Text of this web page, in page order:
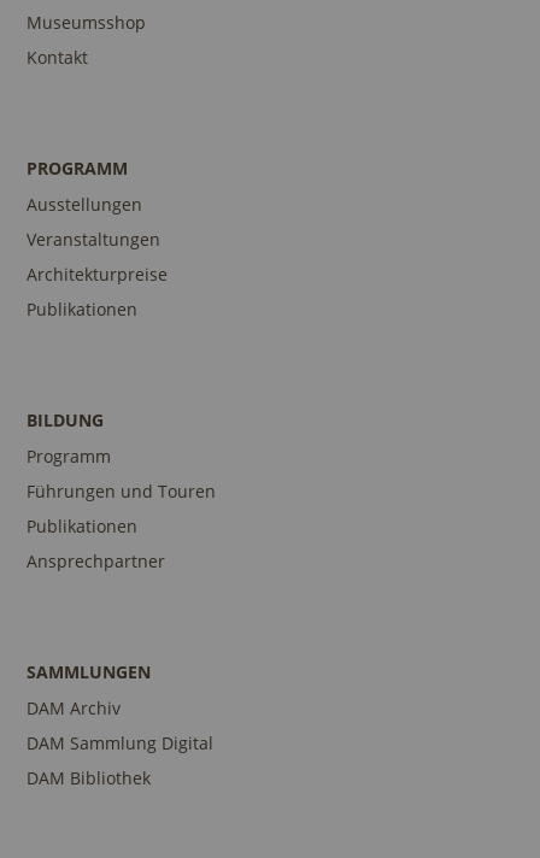
Museumsshop
Kontakt
PROGRAMM
Ausstellungen
Veranstaltungen
Architekturpreise
Publikationen
BILDUNG
Programm
Führungen und Touren
Publikationen
Ansprechpartner
SAMMLUNGEN
DAM Archiv
DAM Sammlung Digital
DAM Bibliothek